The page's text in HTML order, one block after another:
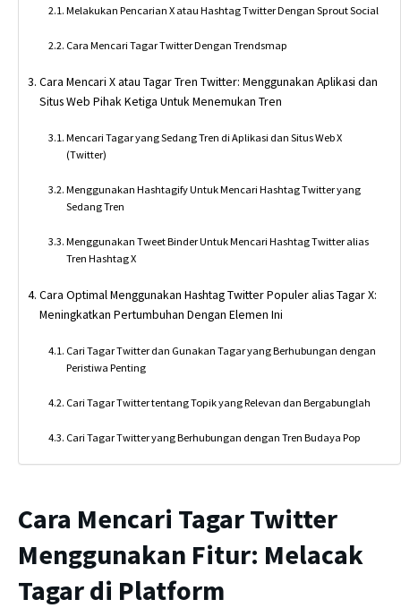
Melakukan Pencarian X atau Hashtag Twitter Dengan Sprout Social
Cara Mencari Tagar Twitter Dengan Trendsmap
Cara Mencari X atau Tagar Tren Twitter: Menggunakan Aplikasi dan
Situs Web Pihak Ketiga Untuk Menemukan Tren
Mencari Tagar yang Sedang Tren di Aplikasi dan Situs Web X
(Twitter)
Menggunakan Hashtagify Untuk Mencari Hashtag Twitter yang
Sedang Tren
Menggunakan Tweet Binder Untuk Mencari Hashtag Twitter alias
Tren Hashtag X
Cara Optimal Menggunakan Hashtag Twitter Populer alias Tagar X:
Meningkatkan Pertumbuhan Dengan Elemen Ini
Cari Tagar Twitter dan Gunakan Tagar yang Berhubungan dengan
Peristiwa Penting
Cari Tagar Twitter tentang Topik yang Relevan dan Bergabunglah
Cari Tagar Twitter yang Berhubungan dengan Tren Budaya Pop
Cara Mencari Tagar Twitter
Menggunakan Fitur: Melacak
Tagar di Platform